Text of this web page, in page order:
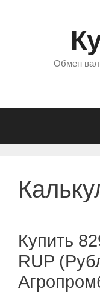
Обмен
Купить
RUP